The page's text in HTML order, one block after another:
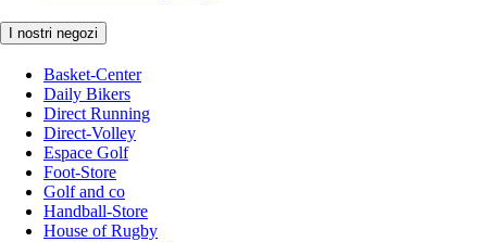
I nostri negozi
Basket-Center
Daily Bikers
Direct Running
Direct-Volley
Espace Golf
Foot-Store
Golf and co
Handball-Store
House of Rugby